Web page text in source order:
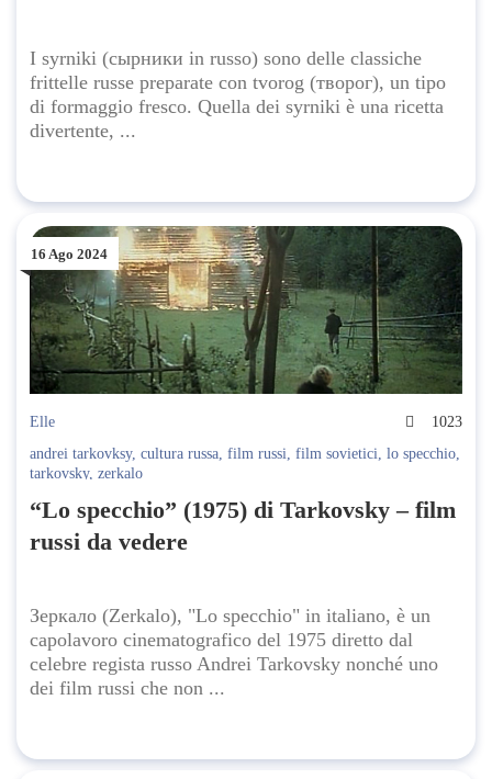
I syrniki (сырники in russo) sono delle classiche
frittelle russe preparate con tvorog (творог), un tipo
di formaggio fresco. Quella dei syrniki è una ricetta
divertente, ...
16 Ago 2024
Elle
1023
andrei tarkovksy, cultura russa, film russi, film sovietici, lo specchio,
tarkovsky, zerkalo
“Lo specchio” (1975) di Tarkovsky – film
russi da vedere
Зеркало (Zerkalo), "Lo specchio" in italiano, è un
capolavoro cinematografico del 1975 diretto dal
celebre regista russo Andrei Tarkovsky nonché uno
dei film russi che non ...